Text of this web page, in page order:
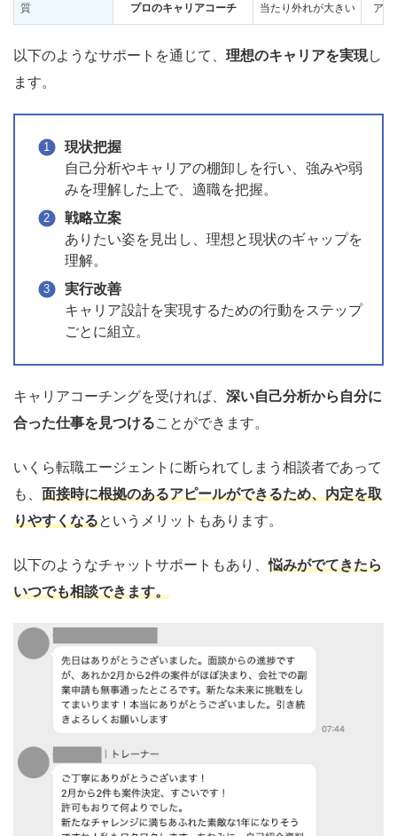
質
プロのキャリアコーチ
当たり外れが大きい
ア
以下のようなサポートを通じて、 理想のキャリアを実現し
ます。
現状把握
自己分析やキャリアの棚卸しを行い、強みや弱
みを理解した上で、適職を把握。
戦略立案
ありたい姿を見出し、理想と現状のギャップを
理解。
実行改善
キャリア設計を実現するための行動をステップ
ごとに組立。
キャリアコーチングを受ければ、 深い自己分析から自分に
合った仕事を見つけることができます。
いくら転職エージェントに断られてしまう相談者であって
も、 面接時に根拠のあるアピールができるため、内定を取
りやすくなるというメリットもあります。
以下のようなチャットサポートもあり、悩みがでてきたら
いつでも相談できます。